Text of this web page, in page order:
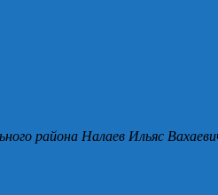
района Налаев Ильяс